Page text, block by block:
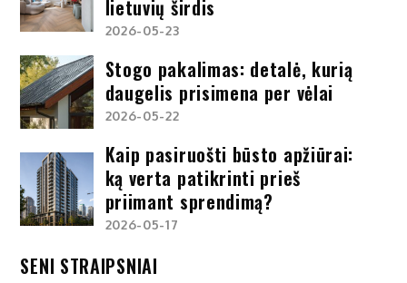
lietuvių širdis
2026-05-23
Stogo pakalimas: detalė, kurią
daugelis prisimena per vėlai
2026-05-22
Kaip pasiruošti būsto apžiūrai:
ką verta patikrinti prieš
priimant sprendimą?
2026-05-17
SENI STRAIPSNIAI